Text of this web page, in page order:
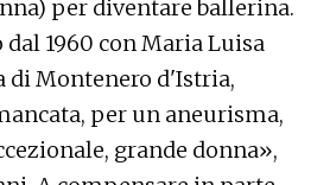
per diventare ballerina.
1960 con Maria Luisa
di Montenero d'Istria,
per un aneurisma,
grande donna»,